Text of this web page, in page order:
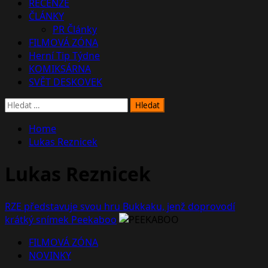
RECENZE
ČLÁNKY
PR Články
FILMOVÁ ZÓNA
Herní Tip Týdne
KOMIKSÁRNA
SVĚT DESKOVEK
Vyhledávání
Home
Lukas Reznicek
Lukas Reznicek
RZE představuje svou hru Bukkaku, jenž doprovodí
krátký snímek Peekaboo
FILMOVÁ ZÓNA
NOVINKY